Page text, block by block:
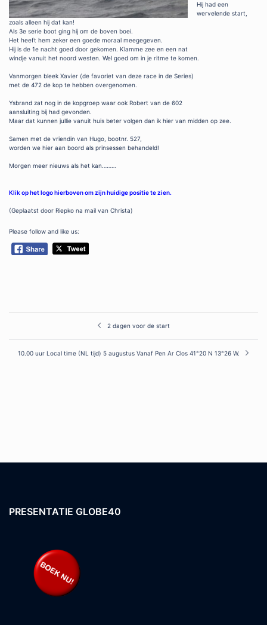
Hij had een
wervelende start,
zoals alleen hij dat kan!
Als 3e serie boot ging hij om de boven boei.
Het heeft hem zeker een goede moraal meegegeven.
Hij is de 1e nacht goed door gekomen. Klamme zee en een nat
windje vanuit het noord westen. Wel goed om in je ritme te komen.
Vanmorgen bleek Xavier (de favoriet van deze race in de Series)
met de 472 de kop te hebben overgenomen.
Ysbrand zat nog in de kopgroep waar ook Robert van de 602
aansluiting bij had gevonden.
Maar dat kunnen jullie vanuit huis beter volgen dan ik hier van midden op zee.
Samen met de vriendin van Hugo, bootnr. 527,
worden we hier aan boord als prinsessen behandeld!
Morgen meer nieuws als het kan………
Klik op het logo hierboven om zijn huidige positie te zien.
(Geplaatst door Riepko na mail van Christa)
Please follow and like us:
navigation
2 dagen voor de start
10.00 uur Local time (NL tijd) 5 augustus Vanaf Pen Ar Clos 41°20 N 13°26 W.
PRESENTATIE GLOBE40